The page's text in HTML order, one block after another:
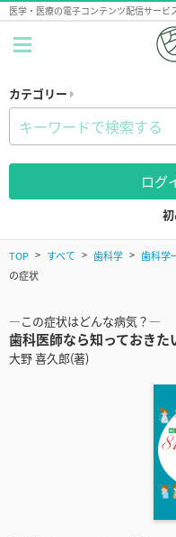
医学・医療の電子コンテンツ配信サービ
カテゴリー
ログ
TOP すべて 歯科学 歯科学
の症状
―この症状はどんな病気？―
歯科医師なら知っておきた
大野 喜久郎(著)